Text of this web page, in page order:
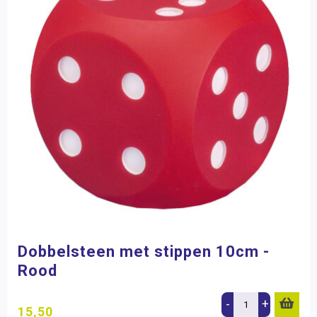
Dobbelsteen met stippen 10cm -
Rood
15,50 - +